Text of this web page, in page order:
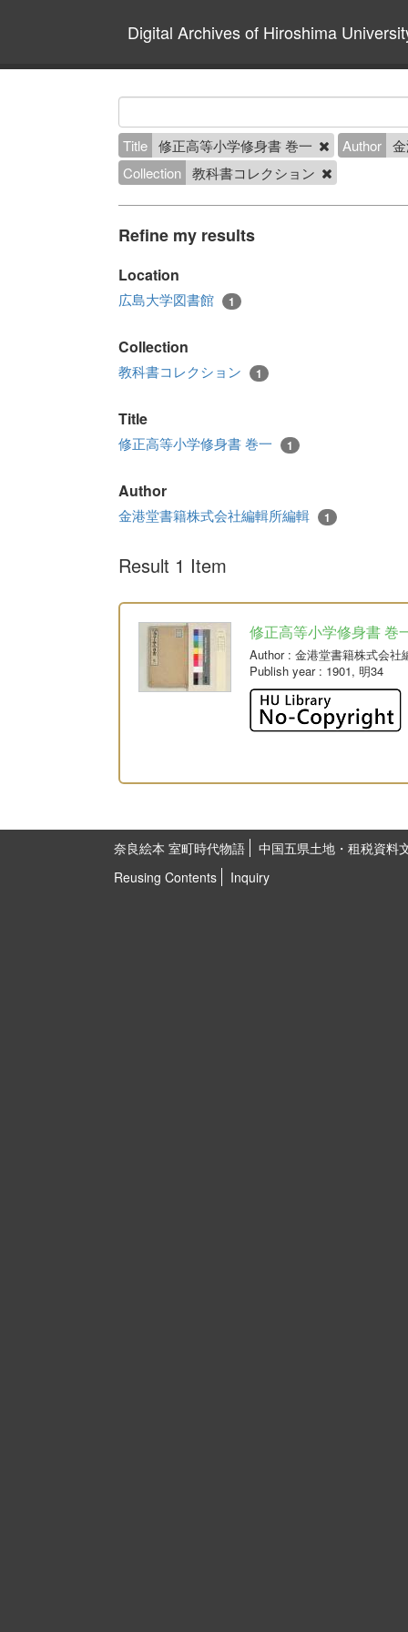
Digital Archives of Hiroshima
Title 修正高等小学修身書 巻一 Author
Collection 教科書コレクション
Refine my results
Location
広島大学図書館 1
Collection
教科書コレクション 1
Title
修正高等小学修身書 巻一 1
Author
金港堂書籍株式会社編輯所編輯 1
Result 1 Item
修正高等小学修身書 巻
Author: 金港堂書籍株式会社
Publish year: 1901, 明34
奈良絵本 室町時代物語
中国五県土地・租税資料
Reusing Contents
Inquiry